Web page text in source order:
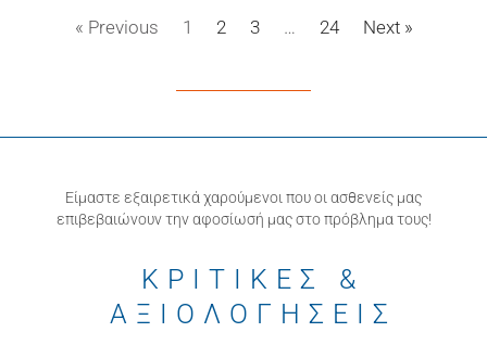
« Previous 1 2 3 … 24 Next »
Είμαστε εξαιρετικά χαρούμενοι που οι ασθενείς μας
επιβεβαιώνουν την αφοσίωσή μας στο πρόβλημα τους!
ΚΡΙΤΙΚΕΣ &
ΑΞΙΟΛΟΓΗΣΕΙΣ